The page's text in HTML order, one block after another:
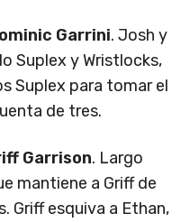
Garrini. Josh y
Suplex y Wristlocks,
Suplex para tomar el
de tres.
Garrison. Largo
mantiene a Griff de
Griff esquiva a Ethan,